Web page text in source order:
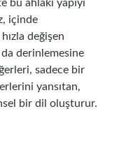
ahlaki yapıyı
içinde
değişen
derinlemesine
sadece bir
yansıtan,
bir dil oluşturur.